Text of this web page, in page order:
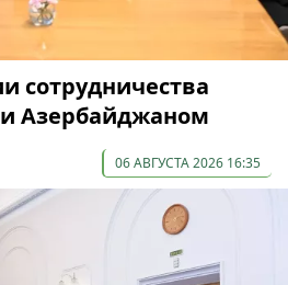
сотрудничества
Азербайджаном
06 АВГУСТА 2026 16:35